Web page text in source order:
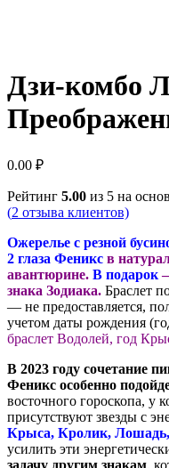
Дзи-комбо
0.00 ₽
Рейтинг 5.00 из 5 на
(2 отзыва клиентов)
Ожерелье с резной
2 глаза Феникс в
авантюрине. В подарок
знака Зодиака. Браслет
— не предоставляется,
учетом даты рождения
браслет Водолей, год
В 2023 году сочетание
Феникс особенно
восточного гороскопа, у
присутствуют звезды с
Крыса, Кролик,
усилить эти
задачу другим знакам,